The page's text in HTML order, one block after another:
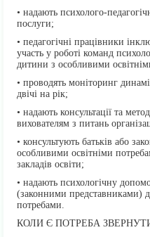
• надають психолого-
послуги;
• педагогічні працівники
участь у роботі команд
дитини з особливими
• проводять моніторинг
двічі на рік;
• надають консультації та
вихователям з питань
• консультують батьків або
особливими освітніми
закладів освіти;
• надають психологічну
(законними представниками)
потребами.
КОЛИ Є ПОТРЕБА